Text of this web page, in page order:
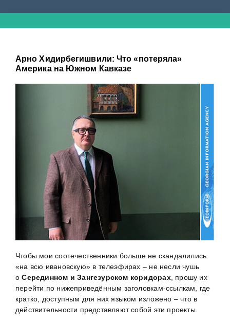
Арно Хидирбегишвили: Что «потеряла»
Америка на Южном Кавказе
Чтобы мои соотечественники больше не скандалились
«на всю ивановскую» в телеэфирах – не несли чушь
оСерединном и Зангезурском коридорах, прошу их
перейти по нижеприведённым заголовкам-ссылкам, где
кратко, доступным для них языком изложено – что в
действительности представляют собой эти проекты.